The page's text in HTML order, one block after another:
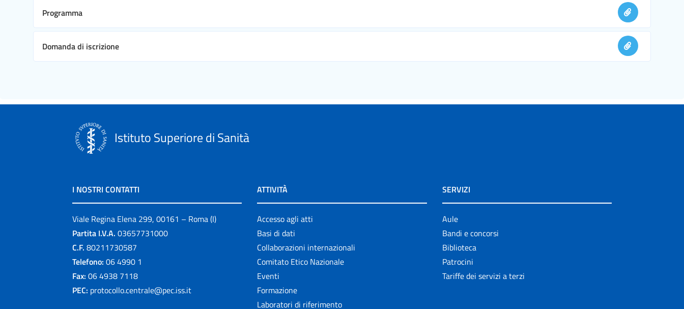
Programma
Domanda di iscrizione
Istituto Superiore di Sanità
I NOSTRI CONTATTI
Viale Regina Elena 299, 00161 – Roma (I)
Partita I.V.A. 03657731000
C.F. 80211730587
Telefono: 06 4990 1
Fax: 06 4938 7118
PEC: protocollo.centrale@pec.iss.it
ATTIVITÀ
Accesso agli atti
Basi di dati
Collaborazioni internazionali
Comitato Etico Nazionale
Eventi
Formazione
Laboratori di riferimento
SERVIZI
Aule
Bandi e concorsi
Biblioteca
Patrocini
Tariffe dei servizi a terzi